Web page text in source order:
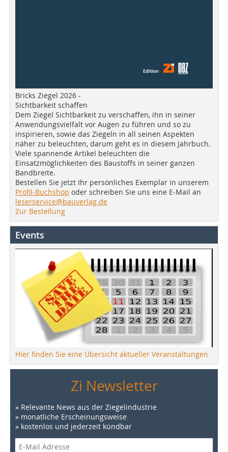
Bricks Ziegel 2026 -
Sichtbarkeit schaffen
Dem Ziegel Sichtbarkeit zu verschaffen, ihn in seiner
Anwendungsvielfalt vor Augen zu führen und so zu
inspirieren, sowie das Ziegeln in all seinen Aspekten
näher zu beleuchten, darum geht es in diesem Jahrbuch.
Viele spannende Artikel beleuchten die
Einsatzmöglichkeiten des Baustoffs in seiner ganzen
Bandbreite.
Bestellen Sie jetzt Ihr persönliches Exemplar in unserem
Profil-Buchshop oder schreiben Sie uns eine E-Mail an
leserservice@bauverlag.de
Zur Bestellung
Events
Hier finden Sie eine Übersicht aktueller Veranstaltungen
Zi Newsletter
» Relevante News aus der Ziegelindustrie
» monatliche Erscheinungsweise
» kostenlos und jederzeit kündbar